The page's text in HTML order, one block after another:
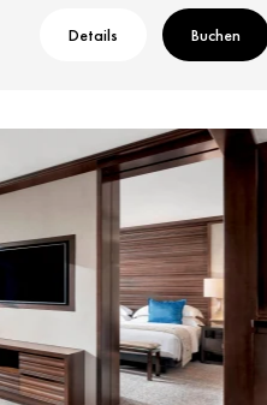
Details Buchen